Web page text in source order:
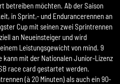
betreiben möchten. Ab der Saison
in Sprint,- und Endurancerennen an
Cup mit seinen zwei Sprintrennen
an Neueinsteiger und wird
Leistungsgewicht von mind. 9
kann mit der Nationalen Junior-Lizenz
race card gestartet werden.
(à 20 Minuten) als auch ein 90-